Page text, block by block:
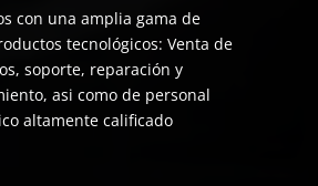
con una amplia gama de
tecnológicos: Venta de
soporte, reparación y
asi como de personal
altamente calificado